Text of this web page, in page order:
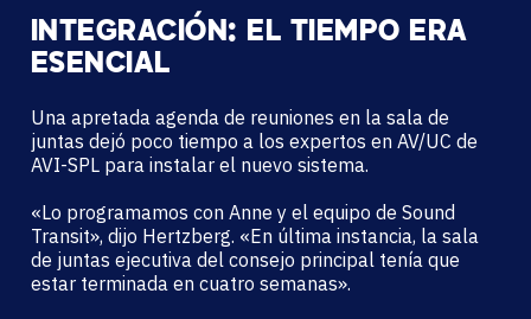
INTEGRACIÓN: EL TIEMPO ERA
ESENCIAL
Una apretada agenda de reuniones en la sala de
juntas dejó poco tiempo a los expertos en AV/UC de
AVI-SPL para instalar el nuevo sistema.
«Lo programamos con Anne y el equipo de Sound
Transit», dijo Hertzberg. «En última instancia, la sala
de juntas ejecutiva del consejo principal tenía que
estar terminada en cuatro semanas».